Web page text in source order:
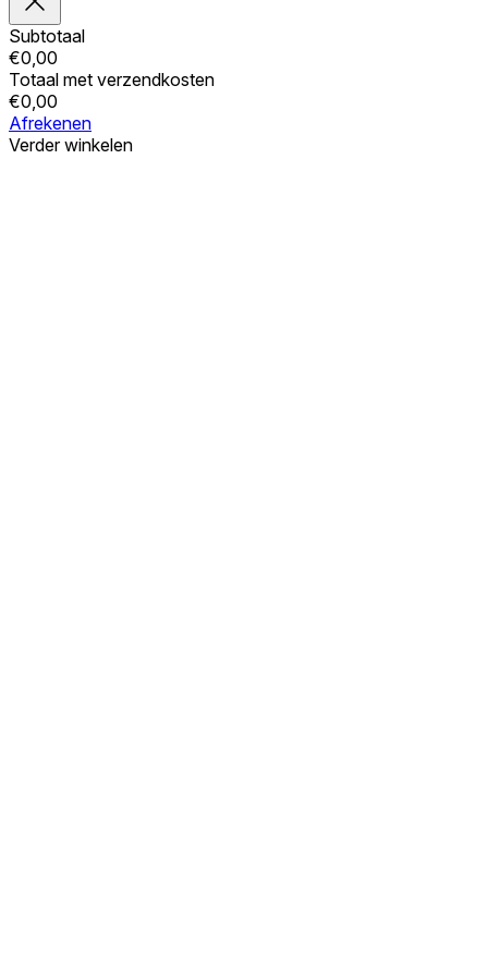
Subtotaal
€0,00
Totaal met verzendkosten
€0,00
Afrekenen
Verder winkelen